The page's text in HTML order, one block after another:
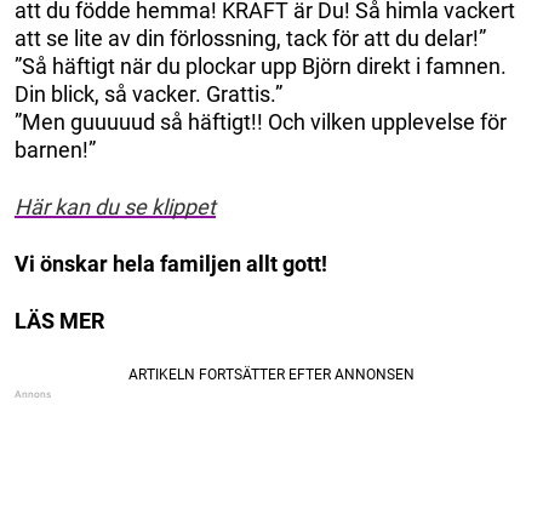
att du födde hemma! KRAFT är Du! Så himla vackert
att se lite av din förlossning, tack för att du delar!”
”Så häftigt när du plockar upp Björn direkt i famnen.
Din blick, så vacker. Grattis.”
”Men guuuuud så häftigt!! Och vilken upplevelse för
barnen!”
Här kan du se klippet
Vi önskar hela familjen allt gott!
LÄS MER